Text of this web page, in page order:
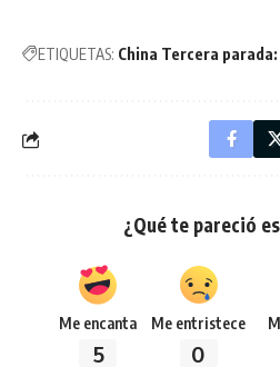
ETIQUETAS: China Tercera
¿Qué te pareció
Me encanta
5
Me entristece
0